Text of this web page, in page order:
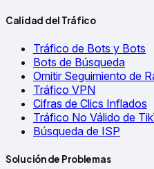
Calidad del Tráfico
Tráfico de Bots y Bots
Bots de Búsqueda
Omitir Seguimiento de
Tráfico VPN
Cifras de Clics Inflados
Tráfico No Válido de
Búsqueda de ISP
Solución de Problemas